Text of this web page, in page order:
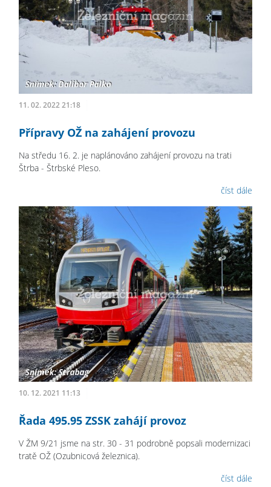
11. 02. 2022 21:18
Přípravy OŽ na zahájení provozu
Na středu 16. 2. je naplánováno zahájení provozu na trati
Štrba - Štrbské Pleso.
číst dále
10. 12. 2021 11:13
Řada 495.95 ZSSK zahájí provoz
V ŽM 9/21 jsme na str. 30 - 31 podrobně popsali modernizaci
tratě OŽ (Ozubnicová železnica).
číst dále